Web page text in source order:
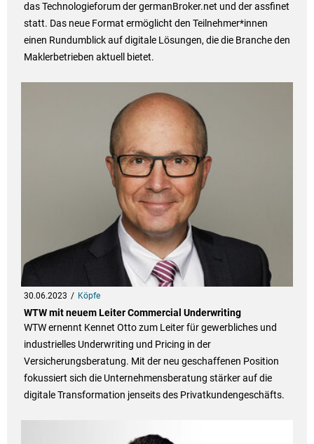
das Technologieforum der germanBroker.net und der assfinet
statt. Das neue Format ermöglicht den Teilnehmer*innen
einen Rundumblick auf digitale Lösungen, die die Branche den
Maklerbetrieben aktuell bietet.
30.06.2023 Köpfe
WTW mit neuem Leiter Commercial Underwriting
WTW ernennt Kennet Otto zum Leiter für gewerbliches und
industrielles Underwriting und Pricing in der
Versicherungsberatung. Mit der neu geschaffenen Position
fokussiert sich die Unternehmensberatung stärker auf die
digitale Transformation jenseits des Privatkundengeschäfts.